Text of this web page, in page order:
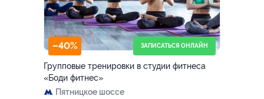
–40% ЗАПИСАТЬСЯ ОНЛАЙН
Групповые тренировки в студии фитнеса
«Боди фитнес»
Пятницкое шоссе